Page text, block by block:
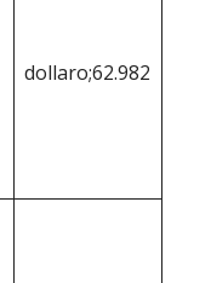
dollaro;62.982